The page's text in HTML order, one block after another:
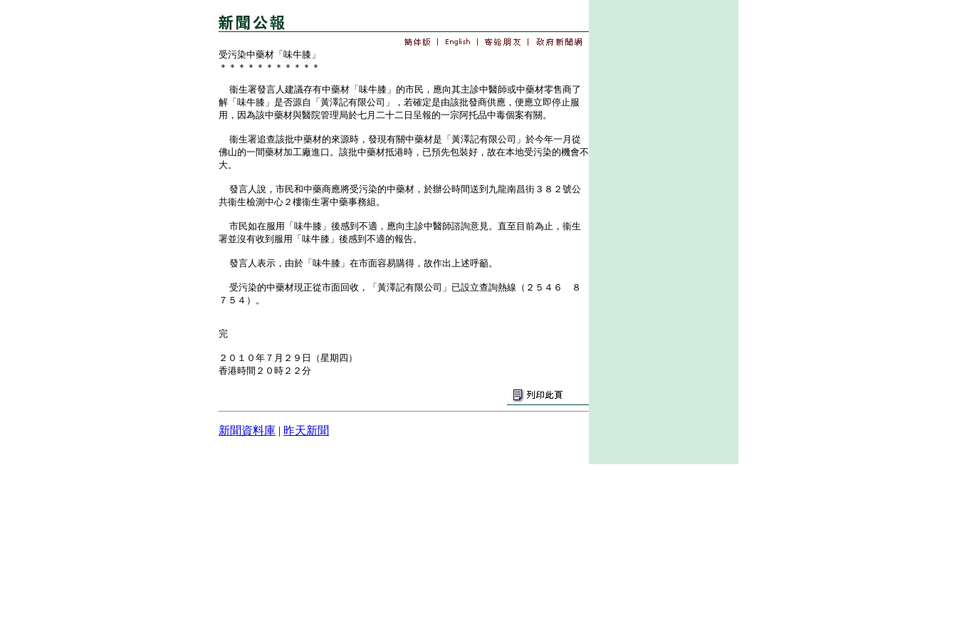
受污染中藥材「味牛膝」
＊＊＊＊＊＊＊＊＊＊＊
衞生署發言人建議存有中藥材「味牛膝」的市民，應向其主診中醫師或中藥材零售商了
解「味牛膝」是否源自「黃澤記有限公司」，若確定是由該批發商供應，便應立即停止服
用，因為該中藥材與醫院管理局於七月二十二日呈報的一宗阿托品中毒個案有關。
衞生署追查該批中藥材的來源時，發現有關中藥材是「黃澤記有限公司」於今年一月從
佛山的一間藥材加工廠進口。該批中藥材抵港時，已預先包裝好，故在本地受污染的機會不
大。
發言人說，市民和中藥商應將受污染的中藥材，於辦公時間送到九龍南昌街３８２號公
共衞生檢測中心２樓衞生署中藥事務組。
市民如在服用「味牛膝」後感到不適，應向主診中醫師諮詢意見。直至目前為止，衞生
署並沒有收到服用「味牛膝」後感到不適的報告。
發言人表示，由於「味牛膝」在市面容易購得，故作出上述呼籲。
受污染的中藥材現正從市面回收，「黃澤記有限公司」已設立查詢熱線（２５４６ ８
７５４）。
完
２０１０年７月２９日（星期四）
香港時間２０時２２分
新聞資料庫 | 昨天新聞